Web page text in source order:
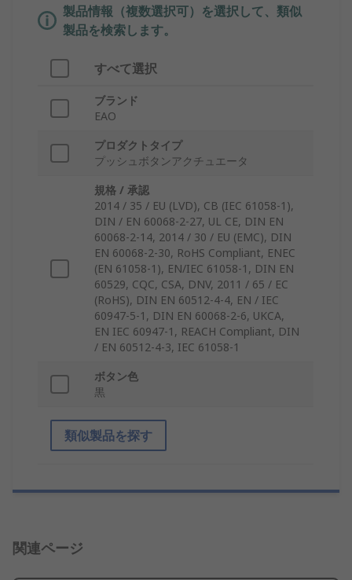
製品情報（複数選択可）を選択して、類似
製品を検索します。
すべて選択
ブランド
EAO
プロダクトタイプ
プッシュボタンアクチュエータ
規格 / 承認
2014 / 35 / EU (LVD), CB (IEC 61058-1),
DIN / EN 60068-2-27, UL CE, DIN EN
60068-2-14, 2014 / 30 / EU (EMC), DIN
EN 60068-2-30, RoHS Compliant, ENEC
(EN 61058-1), EN/IEC 61058-1, DIN EN
60529, CQC, CSA, DNV, 2011 / 65 / EC
(RoHS), DIN EN 60512-4-4, EN / IEC
60947-5-1, DIN EN 60068-2-6, UKCA,
EN IEC 60947-1, REACH Compliant, DIN
/ EN 60512-4-3, IEC 61058-1
ボタン色
黒
類似製品を探す
関連ページ